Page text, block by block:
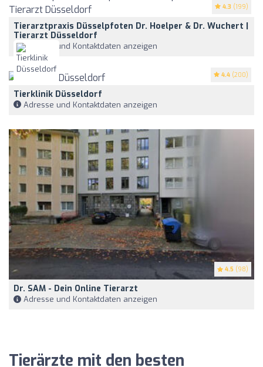
4.3 (199)
Tierarztpraxis Düsselpfoten Dr. Hoelper & Dr. Wuchert |
Tierarzt Düsseldorf
Adresse und Kontaktdaten anzeigen
4.4 (200)
Tierklinik Düsseldorf
Adresse und Kontaktdaten anzeigen
4.5 (98)
Dr. SAM - Dein Online Tierarzt
Adresse und Kontaktdaten anzeigen
Tierärzte mit den besten